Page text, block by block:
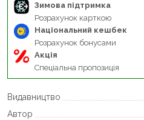
Зимова підтримка
Розрахунок карткою
Національний кешбек
Розрахунок бонусами
Акція
Спеціальна пропозиція
Видавництво
Автор